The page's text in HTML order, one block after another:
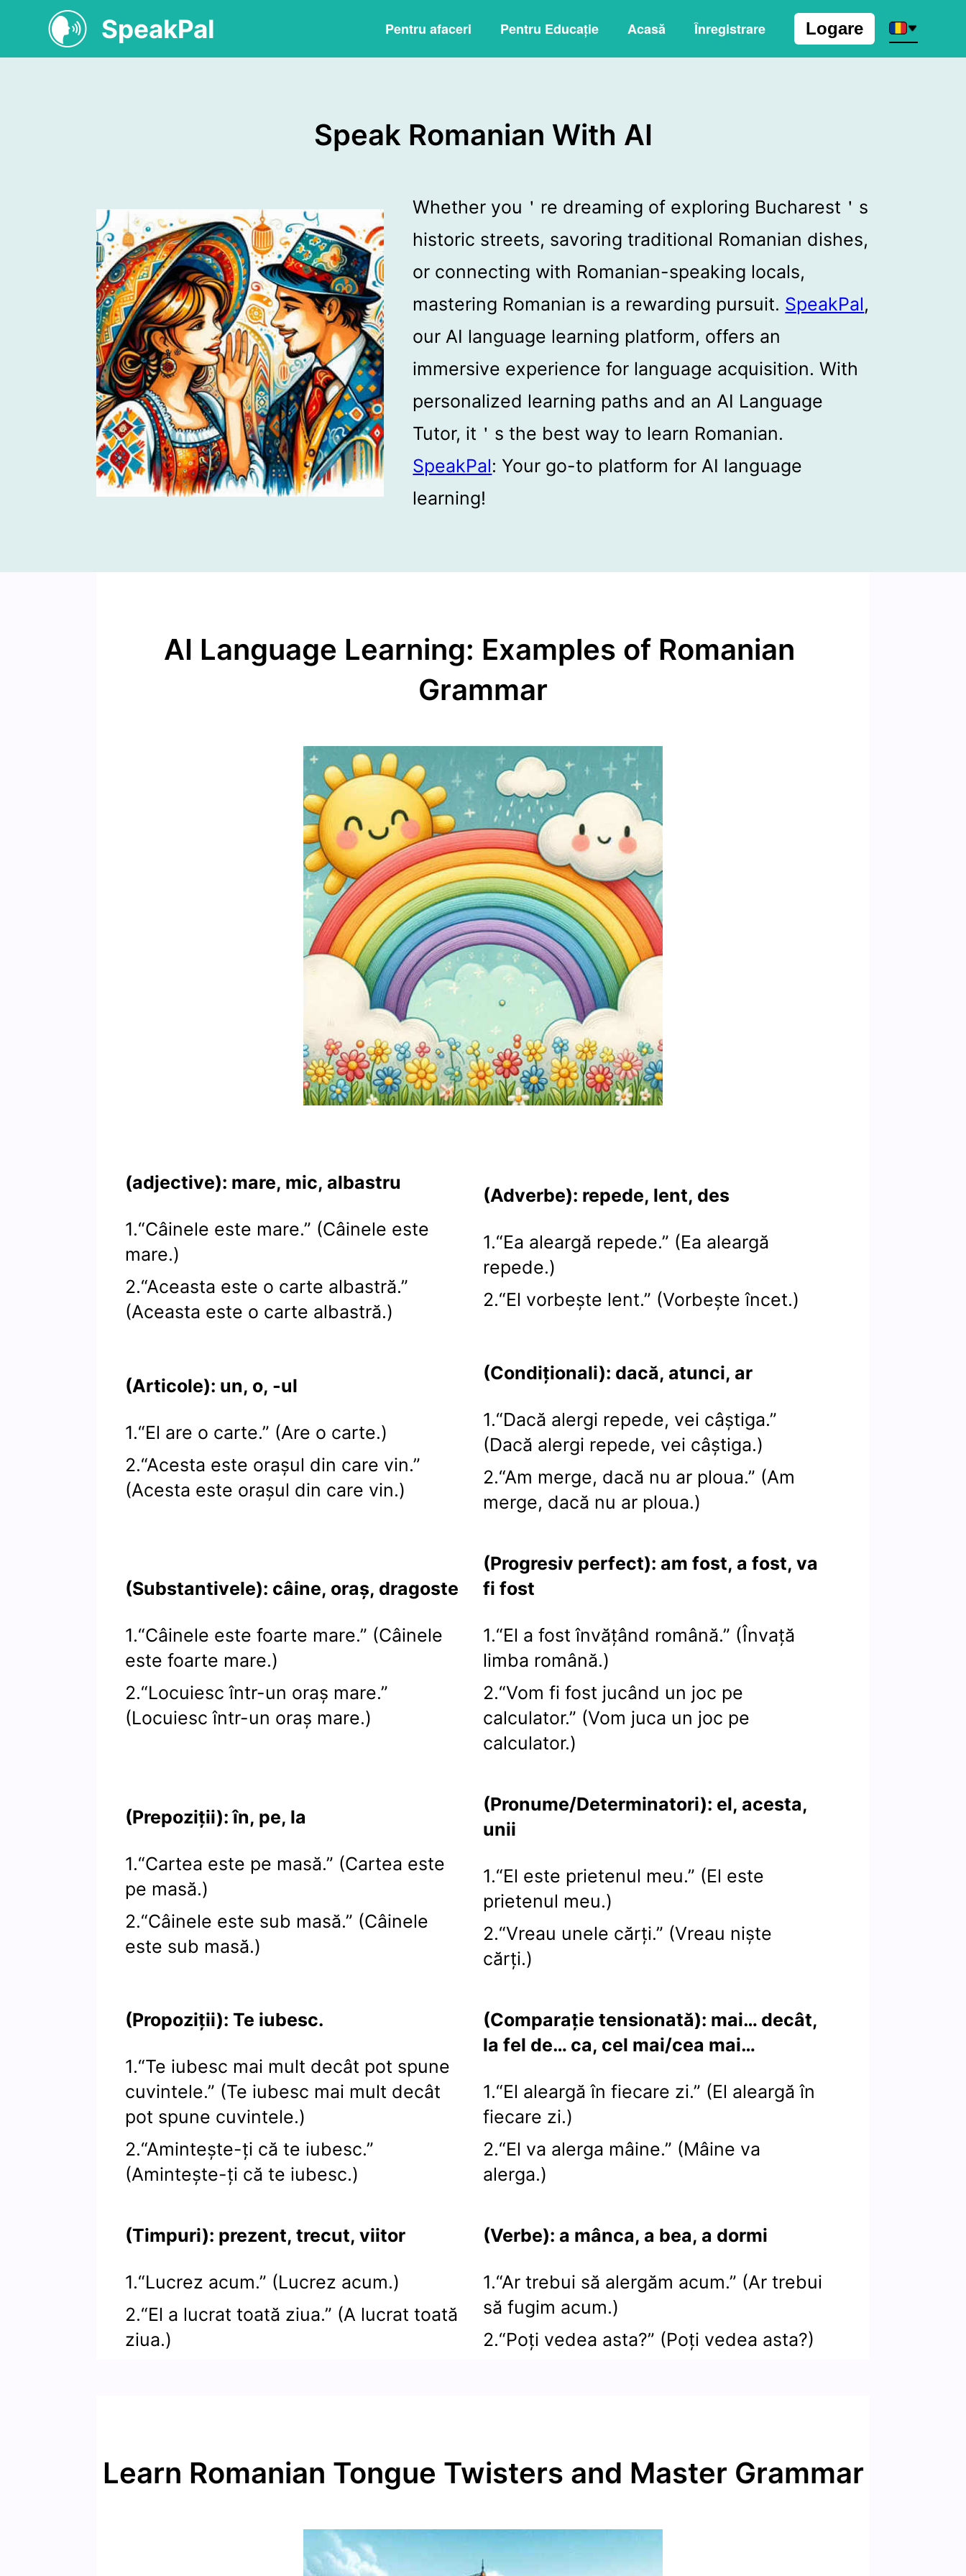
SpeakPal Pentru afaceri Pentru Educație Acasă Înregistrare Logare
Speak Romanian With AI
Whether you＇re dreaming of exploring Bucharest＇s
historic streets, savoring traditional Romanian dishes,
or connecting with Romanian-speaking locals,
mastering Romanian is a rewarding pursuit. SpeakPal,
our AI language learning platform, offers an
immersive experience for language acquisition. With
personalized learning paths and an AI Language
Tutor, it＇s the best way to learn Romanian.
SpeakPal: Your go-to platform for AI language
learning!
AI Language Learning: Examples of Romanian
Grammar
(adjective): mare, mic, albastru
1.“Câinele este mare.” (Câinele este
mare.)
2.“Aceasta este o carte albastră.”
(Aceasta este o carte albastră.)
(Adverbe): repede, lent, des
1.“Ea aleargă repede.” (Ea aleargă
repede.)
2.“El vorbește lent.” (Vorbește încet.)
(Articole): un, o, -ul
1.“El are o carte.” (Are o carte.)
2.“Acesta este orașul din care vin.”
(Acesta este orașul din care vin.)
(Condiționali): dacă, atunci, ar
1.“Dacă alergi repede, vei câștiga.”
(Dacă alergi repede, vei câștiga.)
2.“Am merge, dacă nu ar ploua.” (Am
merge, dacă nu ar ploua.)
(Substantivele): câine, oraș, dragoste
1.“Câinele este foarte mare.” (Câinele
este foarte mare.)
2.“Locuiesc într-un oraș mare.”
(Locuiesc într-un oraș mare.)
(Progresiv perfect): am fost, a fost, va
fi fost
1.“El a fost învățând română.” (Învață
limba română.)
2.“Vom fi fost jucând un joc pe
calculator.” (Vom juca un joc pe
calculator.)
(Prepoziții): în, pe, la
1.“Cartea este pe masă.” (Cartea este
pe masă.)
2.“Câinele este sub masă.” (Câinele
este sub masă.)
(Pronume/Determinatori): el, acesta,
unii
1.“El este prietenul meu.” (El este
prietenul meu.)
2.“Vreau unele cărți.” (Vreau nişte
cărţi.)
(Propoziții): Te iubesc.
1.“Te iubesc mai mult decât pot spune
cuvintele.” (Te iubesc mai mult decât
pot spune cuvintele.)
2.“Amintește-ți că te iubesc.”
(Amintește-ți că te iubesc.)
(Comparație tensionată): mai… decât,
la fel de… ca, cel mai/cea mai…
1.“El aleargă în fiecare zi.” (El aleargă în
fiecare zi.)
2.“El va alerga mâine.” (Mâine va
alerga.)
(Timpuri): prezent, trecut, viitor
1.“Lucrez acum.” (Lucrez acum.)
2.“El a lucrat toată ziua.” (A lucrat toată
ziua.)
(Verbe): a mânca, a bea, a dormi
1.“Ar trebui să alergăm acum.” (Ar trebui
să fugim acum.)
2.“Poți vedea asta?” (Poți vedea asta?)
Learn Romanian Tongue Twisters and Master Grammar